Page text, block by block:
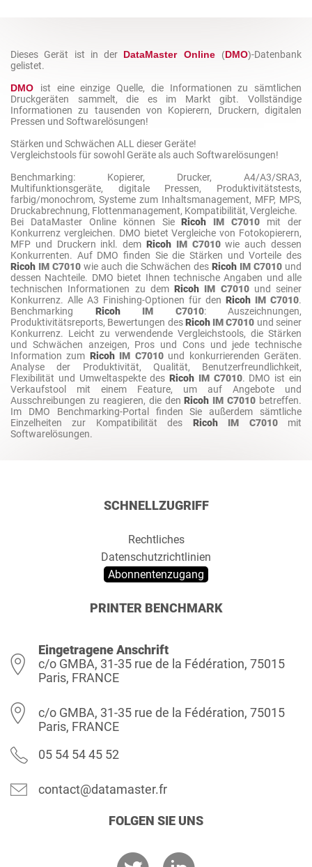
Dieses Gerät ist in der DataMaster Online(DMO)-Datenbank
gelistet.
DMO ist eine einzige Quelle, die Informationen zu sämtlichen
Druckgeräten sammelt, die es im Markt gibt. Vollständige
Informationen zu tausenden von Kopierern, Druckern, digitalen
Pressen und Softwarelösungen!
Stärken und Schwächen ALL dieser Geräte!
Vergleichstools für sowohl Geräte als auch Softwarelösungen!
Benchmarking: Kopierer, Drucker, A4/A3/SRA3,
Multifunktionsgeräte, digitale Pressen, Produktivitätstests,
farbig/monochrom, Systeme zum Inhaltsmanagement, MFP, MPS,
Druckabrechnung, Flottenmanagement, Kompatibilität, Vergleiche.
Bei DataMaster Online können SieRicoh IM C7010 mit der
Konkurrenz vergleichen. DMO bietet Vergleiche von Fotokopierern,
MFP und Druckern inkl. dem Ricoh IM C7010wie auch dessen
Konkurrenten. Auf DMO finden Sie die Stärken und Vorteile des
Ricoh IM C7010 wie auch die Schwächen des Ricoh IM C7010 und
dessen Nachteile. DMO bietet Ihnen technische Angaben und alle
technischen Informationen zu dem Ricoh IM C7010und seiner
Konkurrenz. Alle A3 Finishing-Optionen für den Ricoh IM C7010.
Benchmarking Ricoh IM C7010: Auszeichnungen,
Produktivitätsreports, Bewertungen desRicoh IM C7010 und seiner
Konkurrenz. Leicht zu verwendende Vergleichstools, die Stärken
und Schwächen anzeigen, Pros und Cons und jede technische
Information zum Ricoh IM C7010und konkurrierenden Geräten.
Analyse der Produktivität, Qualität, Benutzerfreundlichkeit,
Flexibilität und Umweltaspekte desRicoh IM C7010. DMO ist ein
Verkaufstool mit einem Feature, um auf Angebote und
Ausschreibungen zu reagieren, die denRicoh IM C7010 betreffen.
Im DMO Benchmarking-Portal finden Sie außerdem sämtliche
Einzelheiten zur Kompatibilität des Ricoh IM C7010mit
Softwarelösungen.
SCHNELLZUGRIFF
Rechtliches
Datenschutzrichtlinien
Abonnentenzugang
PRINTER BENCHMARK
Eingetragene Anschrift
c/o GMBA, 31-35 rue de la Fédération, 75015
Paris, FRANCE
c/o GMBA, 31-35 rue de la Fédération, 75015
Paris, FRANCE
05 54 54 45 52
contact@datamaster.fr
FOLGEN SIE UNS